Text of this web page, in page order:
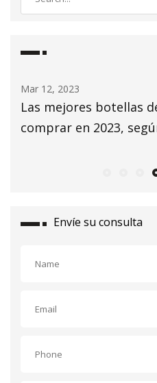
Mar 14, 2023
Voluntarios de
una escuela en
Envíe su consulta